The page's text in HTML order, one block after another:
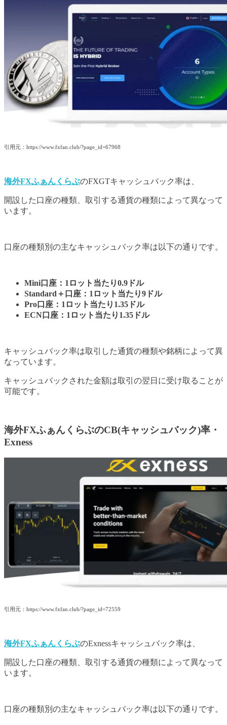
引用元：https://www.fxfan.club/?page_id=67968
海外FXふぁんくらぶのFXGTキャッシュバック率は、
開設した口座の種類、取引する通貨の種類によって異なって
います。
口座の種類別の主なキャッシュバック率は以下の通りです。
Mini口座：1ロット当たり0.9ドル
Standard＋口座：1ロット当たり9ドル
Pro口座：1ロット当たり1.35ドル
ECN口座：1ロット当たり1.35ドル
キャッシュバック率は取引した通貨の種類や銘柄によって異
なっています。
キャッシュバックされた金額は取引の翌日に受け取ることが
可能です。
海外FXふぁんくらぶのCB(キャッシュバック)率・
Exness
引用元：https://www.fxfan.club/?page_id=72559
海外FXふぁんくらぶのExnessキャッシュバック率は、
開設した口座の種類、取引する通貨の種類によって異なって
います。
口座の種類別の主なキャッシュバック率は以下の通りです。